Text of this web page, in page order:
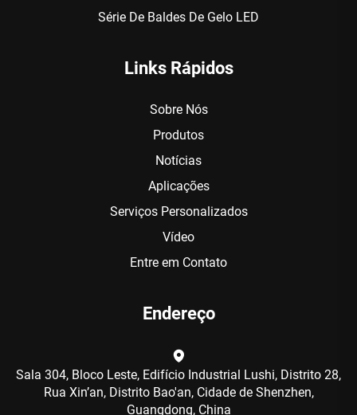
Série De Baldes De Gelo LED
Links Rápidos
Sobre Nós
Produtos
Notícias
Aplicações
Serviços Personalizados
Vídeo
Entre em Contato
Endereço
Sala 304, Bloco Leste, Edifício Industrial Lushi, Distrito 28,
Rua Xin’an, Distrito Bao'an, Cidade de Shenzhen,
Guangdong, China